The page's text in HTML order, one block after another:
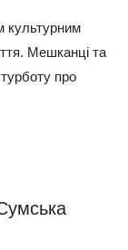
культурним
Мешканці та
турботу про